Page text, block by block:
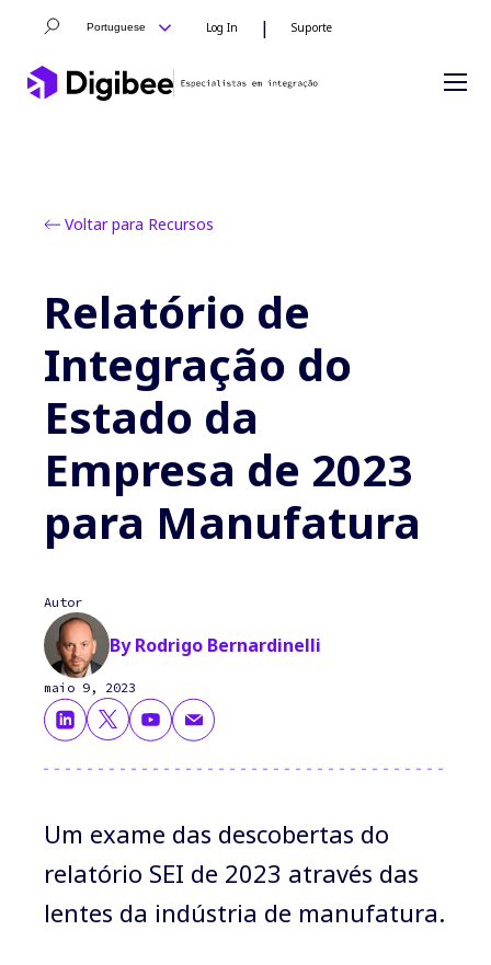
Portuguese Log In | Suporte
Voltar para Recursos
Relatório de
Integração do
Estado da
Empresa de 2023
para Manufatura
Autor
By Rodrigo Bernardinelli
maio 9, 2023
Um exame das descobertas do
relatório SEI de 2023 através das
lentes da indústria de manufatura.